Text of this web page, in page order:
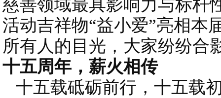
慈善领域最具影响力与标杆
活动吉祥物“益小爱”亮相本
所有人的目光，大家纷纷合
十五周年，薪火相传
十五载砥砺前行，十五载